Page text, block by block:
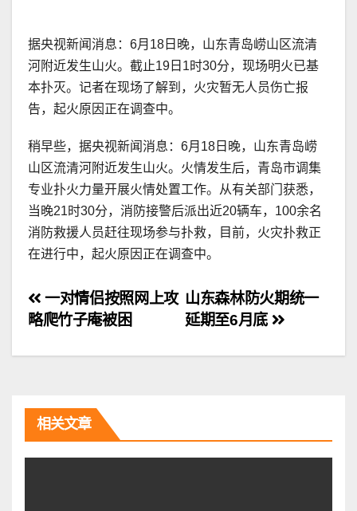
据央视新闻消息：6月18日晚，山东青岛崂山区流清
河附近发生山火。截止19日1时30分，现场明火已基
本扑灭。记者在现场了解到，火灾暂无人员伤亡报
告，起火原因正在调查中。
稍早些，据央视新闻消息：6月18日晚，山东青岛崂
山区流清河附近发生山火。火情发生后，青岛市调集
专业扑火力量开展火情处置工作。从有关部门获悉，
当晚21时30分，消防接警后派出近20辆车，100余名
消防救援人员赶往现场参与扑救，目前，火灾扑救正
在进行中，起火原因正在调查中。
文
章
航
山东森林防火期统一
延期至6月底
一对情侣按照网上攻
略爬竹子庵被困
相关文章